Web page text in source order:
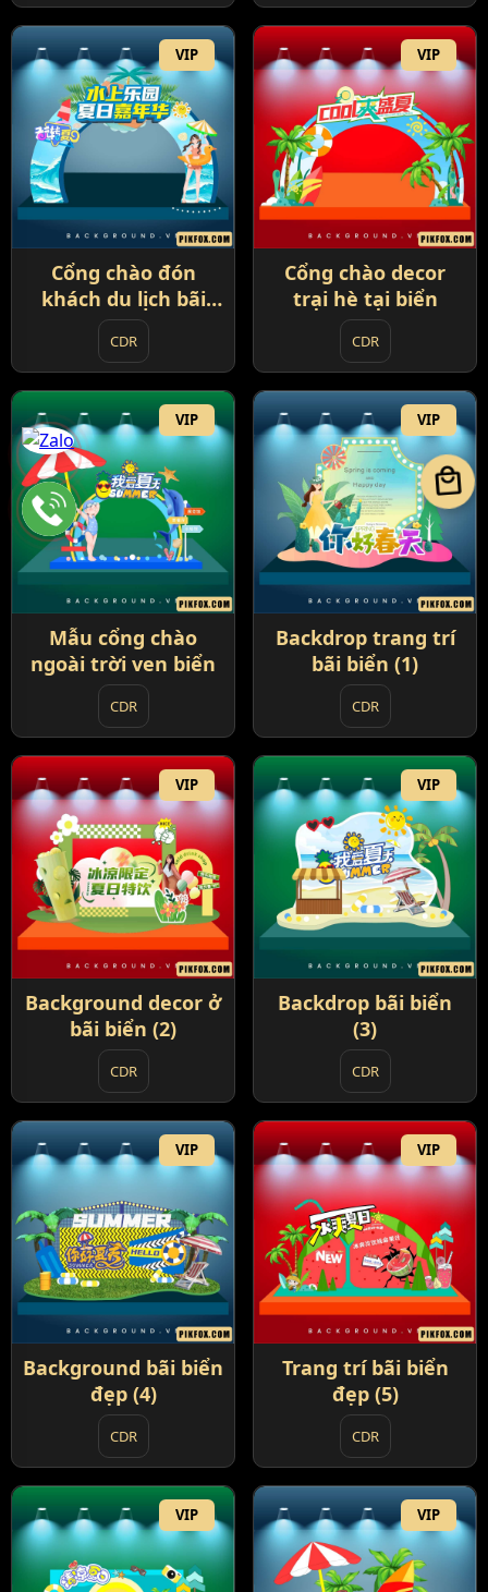
VIP
Cổng chào đón
khách du lịch bãi
biển đẹp mắt
CDR
VIP
Cổng chào decor
trại hè tại biển
CDR
VIP
Mẫu cổng chào
ngoài trời ven biển
CDR
VIP
Backdrop trang trí
bãi biển (1)
CDR
VIP
Background decor ở
bãi biển (2)
CDR
VIP
Backdrop bãi biển
(3)
CDR
VIP
Background bãi biển
đẹp (4)
CDR
VIP
Trang trí bãi biển
đẹp (5)
CDR
VIP VIP
local_mall